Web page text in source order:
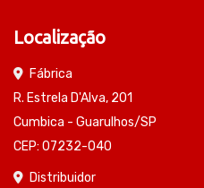
Localização
Fábrica
R. Estrela D'Alva, 201
Cumbica - Guarulhos/SP
CEP: 07232-040
Distribuidor